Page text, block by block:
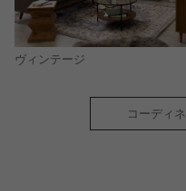
ヴィンテージ
コーディ